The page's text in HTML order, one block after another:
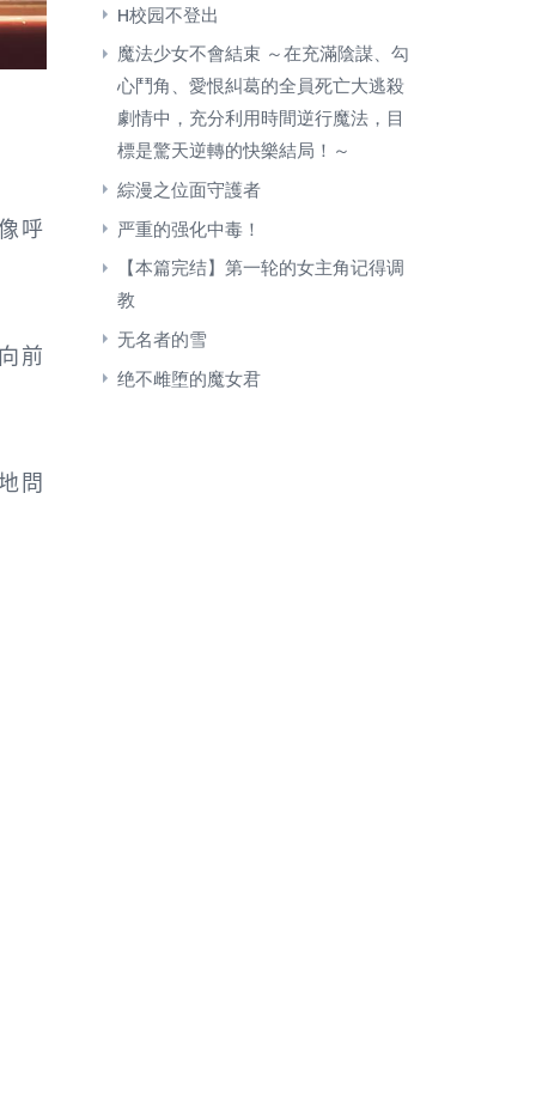
呼
前
問
H校园不登出
魔法少女不會結束 ～在充滿陰謀、勾
心鬥角、愛恨糾葛的全員死亡大逃殺
劇情中，充分利用時間逆行魔法，目
標是驚天逆轉的快樂結局！～
綜漫之位面守護者
严重的强化中毒！
【本篇完结】第一轮的女主角记得调
教
无名者的雪
绝不雌堕的魔女君